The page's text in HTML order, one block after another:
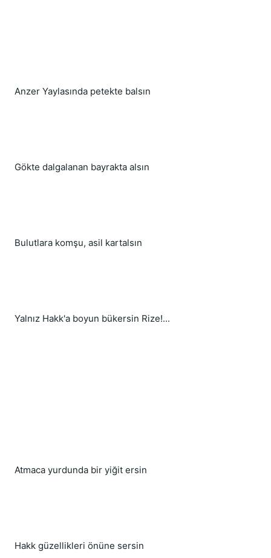
Anzer Yaylasında petekte balsın
Gökte dalgalanan bayrakta alsın
Bulutlara komşu, asil kartalsın
Yalnız Hakk'a boyun bükersin Rize!...
Atmaca yurdunda bir yiğit ersin
Hakk güzellikleri önüne sersin